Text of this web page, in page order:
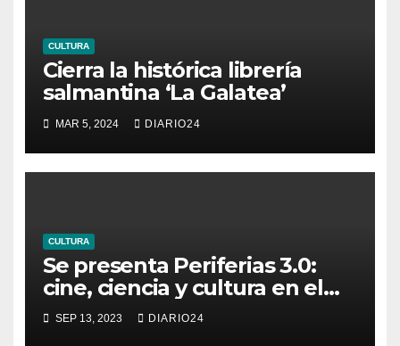
CULTURA
Cierra la histórica librería
salmantina ‘La Galatea’
MAR 5, 2024 DIARIO24
CULTURA
Se presenta Periferias 3.0:
cine, ciencia y cultura en el
espacio transfronterizo de la
Biosfera del Tajo
SEP 13, 2023 DIARIO24